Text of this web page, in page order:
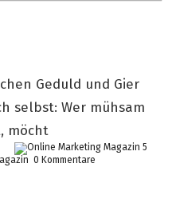
Geduld und Gier
selbst: Wer mühsam
möcht
5
0 Kommentare